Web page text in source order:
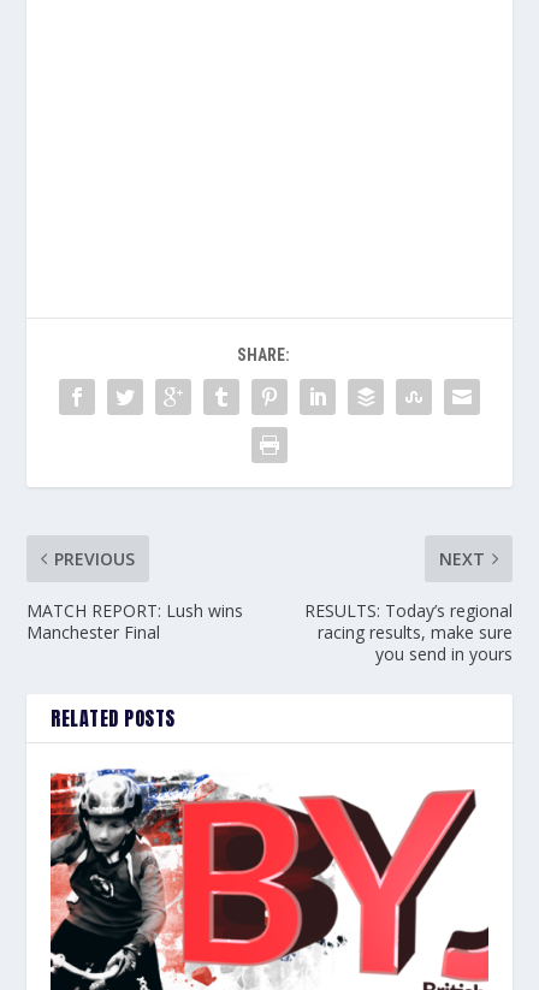
SHARE:
PREVIOUS
MATCH REPORT: Lush wins
Manchester Final
NEXT
RESULTS: Today’s regional
racing results, make sure
you send in yours
RELATED POSTS